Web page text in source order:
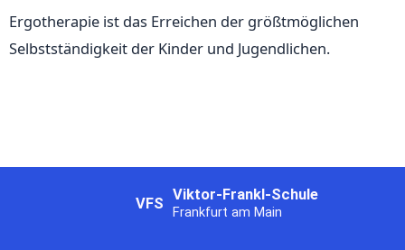
Ergotherapie ist das Erreichen der größtmöglichen
Selbstständigkeit der Kinder und Jugendlichen.
VFS Viktor-Frankl-Schule
Frankfurt am Main